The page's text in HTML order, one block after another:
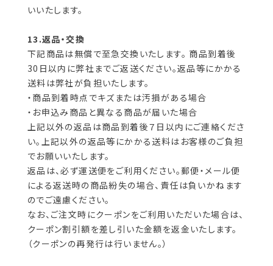
いいたします。
13.返品・交換
下記商品は無償で至急交換いたします。 商品到着後
30日以内に弊社までご返送ください。返品等にかかる
送料は弊社が負担いたします。
・商品到着時点でキズまたは汚損がある場合
・お申込み商品と異なる商品が届いた場合
上記以外の返品は商品到着後７日以内にご連絡くださ
い。上記以外の返品等にかかる送料はお客様のご負担
でお願いいたします。
返品は、必ず運送便をご利用ください。郵便・メール便
による返送時の商品紛失の場合、責任は負いかねます
のでご遠慮ください。
なお、ご注文時にクーポンをご利用いただいた場合は、
クーポン割引額を差し引いた金額を返金いたします。
（クーポンの再発行は行いません。）